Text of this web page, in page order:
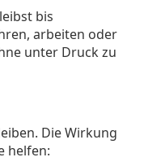
bis
arbeiten oder
unter Druck zu
Die Wirkung
helfen: